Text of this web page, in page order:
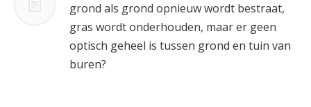
grond als grond opnieuw wordt bestraat,
gras wordt onderhouden, maar er geen
optisch geheel is tussen grond en tuin van
buren?